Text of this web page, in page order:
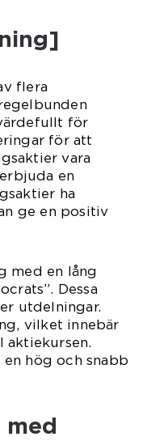
flera
för
för att
vara
en
ha
ge en positiv
med en lång
Dessa
utdelningar.
vilket innebär
hög och snabb